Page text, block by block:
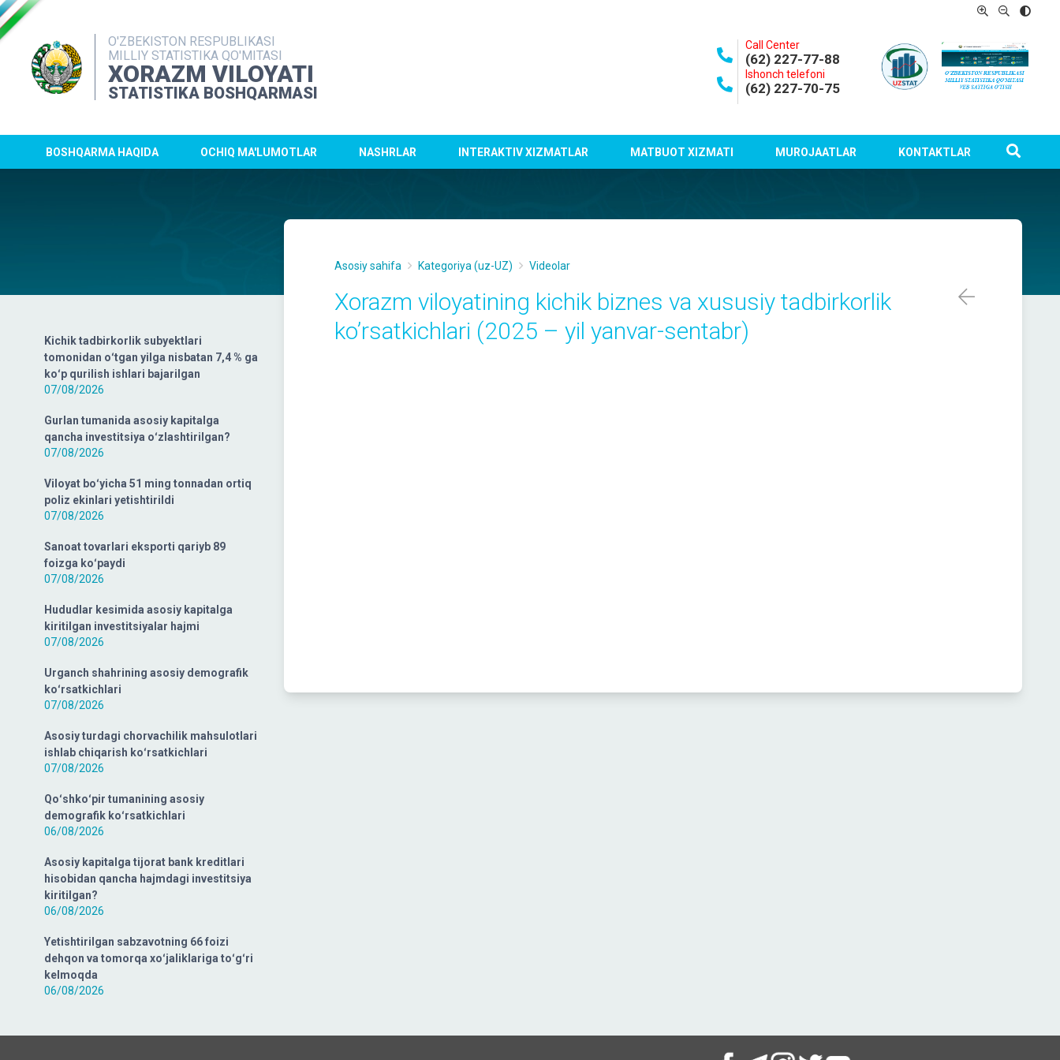
O'ZBEKISTON RESPUBLIKASI
MILLIY STATISTIKA QO'MITASI
XORAZM VILOYATI
STATISTIKA BOSHQARMASI
Call Center
(62) 227-77-88
Ishonch telefoni
(62) 227-70-75
BOSHQARMA HAQIDA OCHIQ MA'LUMOTLAR NASHRLAR INTERAKTIV XIZMATLAR MATBUOT XIZMATI MUROJAATLAR KONTAKTLAR
Kichik tadbirkorlik subyektlari
tomonidan oʻtgan yilga nisbatan 7,4 % ga
koʻp qurilish ishlari bajarilgan
07/08/2026
Gurlan tumanida asosiy kapitalga
qancha investitsiya oʻzlashtirilgan?
07/08/2026
Viloyat boʻyicha 51 ming tonnadan ortiq
poliz ekinlari yetishtirildi
07/08/2026
Sanoat tovarlari eksporti qariyb 89
foizga koʻpaydi
07/08/2026
Hududlar kesimida asosiy kapitalga
kiritilgan investitsiyalar hajmi
07/08/2026
Urganch shahrining asosiy demografik
koʻrsatkichlari
07/08/2026
Asosiy turdagi chorvachilik mahsulotlari
ishlab chiqarish koʻrsatkichlari
07/08/2026
Qoʻshkoʻpir tumanining asosiy
demografik koʻrsatkichlari
06/08/2026
Asosiy kapitalga tijorat bank kreditlari
hisobidan qancha hajmdagi investitsiya
kiritilgan?
06/08/2026
Yetishtirilgan sabzavotning 66 foizi
dehqon va tomorqa xoʻjaliklariga toʻgʻri
kelmoqda
06/08/2026
Asosiy sahifa Kategoriya (uz-UZ) Videolar
Xorazm viloyatining kichik biznes va xususiy tadbirkorlik
ko’rsatkichlari (2025 – yil yanvar-sentabr)